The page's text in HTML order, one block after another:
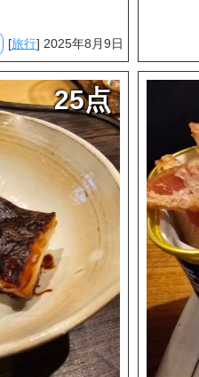
[旅行] 2025年8月9日
25点